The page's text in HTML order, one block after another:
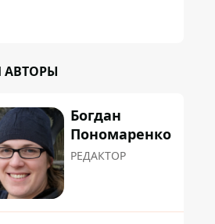
Богдан
Пономаренко
РЕДАКТОР